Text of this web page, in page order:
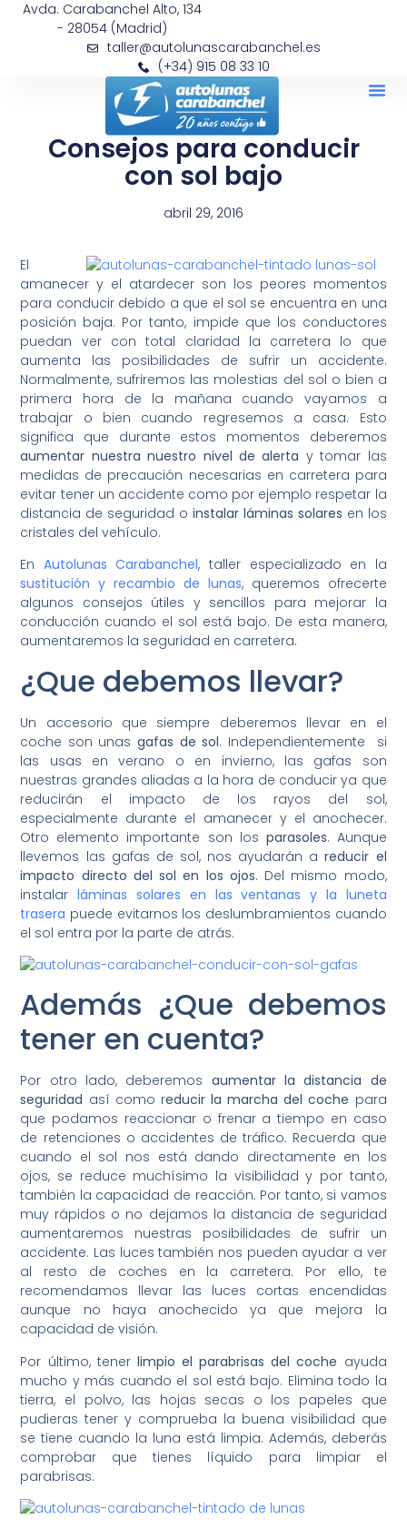
Avda. Carabanchel Alto, 134
- 28054 (Madrid)
taller@autolunascarabanchel.es
(+34) 915 08 33 10
Consejos para conducir
con sol bajo
abril 29, 2016
El
amanecer y el atardecer son los peores momentos
para conducir debido a que el sol se encuentra en una
posición baja. Por tanto, impide que los conductores
puedan ver con total claridad la carretera lo que
aumenta las posibilidades de sufrir un accidente.
Normalmente, sufriremos las molestias del sol o bien a
primera hora de la mañana cuando vayamos a
trabajar o bien cuando regresemos a casa. Esto
significa que durante estos momentos deberemos
aumentar nuestra nuestro nivel de alerta y tomar las
medidas de precaución necesarias en carretera para
evitar tener un accidente como por ejemplo respetar la
distancia de seguridad o instalar láminas solares en los
cristales del vehículo.
En Autolunas Carabanchel, taller especializado en la
sustitución y recambio de lunas, queremos ofrecerte
algunos consejos útiles y sencillos para mejorar la
conducción cuando el sol está bajo. De esta manera,
aumentaremos la seguridad en carretera.
¿Que debemos llevar?
Un accesorio que siempre deberemos llevar en el
coche son unas gafas de sol. Independientemente si
las usas en verano o en invierno, las gafas son
nuestras grandes aliadas a la hora de conducir ya que
reducirán el impacto de los rayos del sol,
especialmente durante el amanecer y el anochecer.
Otro elemento importante son los parasoles. Aunque
llevemos las gafas de sol, nos ayudarán areducir el
impacto directo del sol en los ojos. Del mismo modo,
instalarláminas solares en las ventanas y la luneta
trasera puede evitarnos los deslumbramientos cuando
el sol entra por la parte de atrás.
Además ¿Que debemos
tener en cuenta?
Por otro lado, deberemos aumentar la distancia de
seguridad así como reducir la marcha del coche para
que podamos reaccionar o frenar a tiempo en caso
de retenciones o accidentes de tráfico. Recuerda que
cuando el sol nos está dando directamente en los
ojos, se reduce muchísimo la visibilidad y por tanto,
también la capacidad de reacción. Por tanto, si vamos
muy rápidos o no dejamos la distancia de seguridad
aumentaremos nuestras posibilidades de sufrir un
accidente. Las luces también nos pueden ayudar a ver
al resto de coches en la carretera. Por ello, te
recomendamos llevar las luces cortas encendidas
aunque no haya anochecido ya que mejora la
capacidad de visión.
Por último, tener limpio el parabrisas del coche ayuda
mucho y más cuando el sol está bajo. Elimina todo la
tierra, el polvo, las hojas secas o los papeles que
pudieras tener y comprueba la buena visibilidad que
se tiene cuando la luna está limpia. Además, deberás
comprobar que tienes líquido para limpiar el
parabrisas.